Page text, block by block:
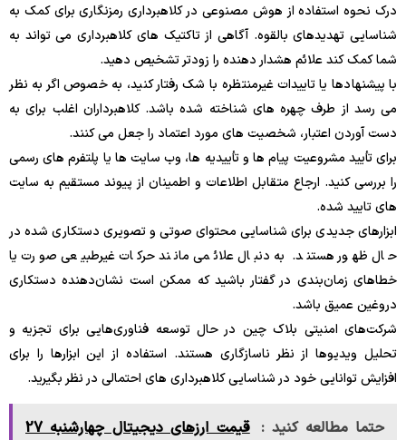
درک نحوه استفاده از هوش مصنوعی در کلاهبرداری رمزنگاری برای کمک به
شناسایی تهدیدهای بالقوه. آگاهی از تاکتیک های کلاهبرداری می تواند به
شما کمک کند علائم هشدار دهنده را زودتر تشخیص دهید.
با پیشنهادها یا تاییدات غیرمنتظره با شک رفتار کنید، به خصوص اگر به نظر
می رسد از طرف چهره های شناخته شده باشد. کلاهبرداران اغلب برای به
دست آوردن اعتبار، شخصیت های مورد اعتماد را جعل می کنند.
برای تأیید مشروعیت پیام ها و تأییدیه ها، وب سایت ها یا پلتفرم های رسمی
را بررسی کنید. ارجاع متقابل اطلاعات و اطمینان از پیوند مستقیم به سایت
های تایید شده.
ابزارهای جدیدی برای شناسایی محتوای صوتی و تصویری دستکاری شده در
حال ظهور هستند. به دنبال علائمی مانند حرکات غیرطبیعی صورت یا
خطاهای زمان‌بندی در گفتار باشید که ممکن است نشان‌دهنده دستکاری
دروغین عمیق باشد.
شرکت‌های امنیتی بلاک چین در حال توسعه فناوری‌هایی برای تجزیه و
تحلیل ویدیوها از نظر ناسازگاری هستند. استفاده از این ابزارها را برای
افزایش توانایی خود در شناسایی کلاهبرداری های احتمالی در نظر بگیرید.
حتما مطالعه کنید :
‌‏قیمت ارزهای دیجیتال چهارشنبه 27